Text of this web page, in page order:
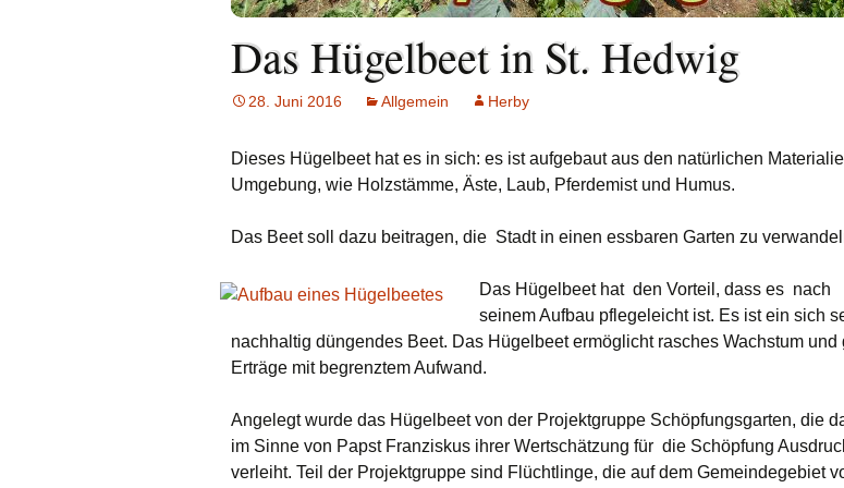
Links
Hedwigsforum (ext.
Kath. Kirche Nied (ext.
(ext. Link)
Haus am Dom (ext.
Link)
St. Josef Bornheim (ext.
Link)
Messdienerplan
Oekum. Kirchentag
PGR-Wahl 2019 PGR – Wahl 2015
Prävention im Bistum
Limburg
Seelsorglicher Notruf
Stadtkirchenforum
Terminplan
Trauung
Hilfenetz
Eltern-Kind-
Das Hügelbeet in St. Hedwig
28. Juni 2016 Allgemein Herby
Dieses Hügelbeet hat es in sich: es ist aufgebaut aus den natürlichen
Umgebung, wie Holzstämme, Äste, Laub, Pferdemist und Humus.
Das Beet soll dazu beitragen, die Stadt in einen essbaren Garten zu
Das Hügelbeet hat den Vorteil, dass es nach
seinem Aufbau pflegeleicht ist. Es ist ein sich
nachhaltig düngendes Beet. Das Hügelbeet ermöglicht rasches Wachstum und
Erträge mit begrenztem Aufwand.
Angelegt wurde das Hügelbeet von der Projektgruppe Schöpfungsgarten, die
im Sinne von Papst Franziskus ihrer Wertschätzung für die Schöpfung
verleiht. Teil der Projektgruppe sind Flüchtlinge, die auf dem Gemeindegebiet